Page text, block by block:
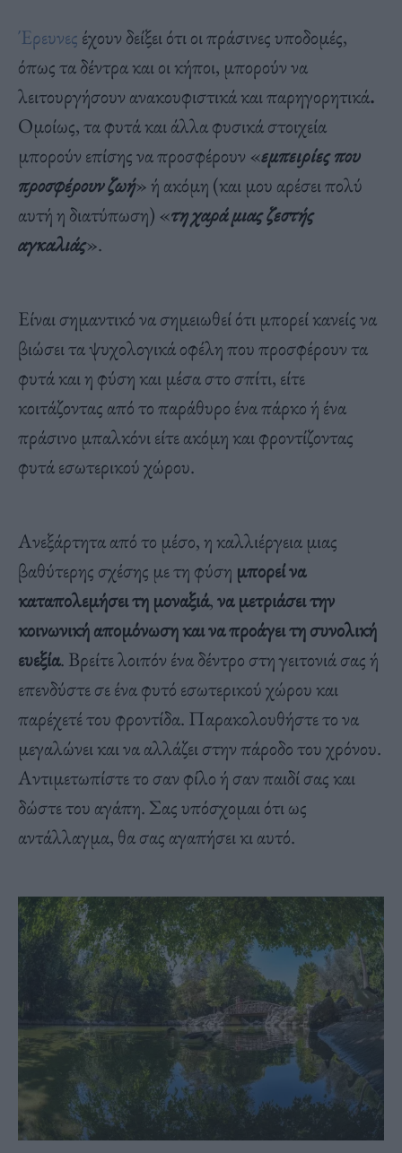
Έρευνες έχουν δείξει ότι οι πράσινες υποδομές,
όπως τα δέντρα και οι κήποι, μπορούν να
λειτουργήσουν ανακουφιστικά και παρηγορητικά.
Ομοίως, τα φυτά και άλλα φυσικά στοιχεία
μπορούν επίσης να προσφέρουν «εμπειρίες που
προσφέρουν ζωή» ή ακόμη (και μου αρέσει πολύ
αυτή η διατύπωση) «τη χαρά μιας ζεστής
αγκαλιάς».
Είναι σημαντικό να σημειωθεί ότι μπορεί κανείς να
βιώσει τα ψυχολογικά οφέλη που προσφέρουν τα
φυτά και η φύση και μέσα στο σπίτι, είτε
κοιτάζοντας από το παράθυρο ένα πάρκο ή ένα
πράσινο μπαλκόνι είτε ακόμη και φροντίζοντας
φυτά εσωτερικού χώρου.
Ανεξάρτητα από το μέσο, η καλλιέργεια μιας
βαθύτερης σχέσης με τη φύση μπορεί να
καταπολεμήσει τη μοναξιά,να μετριάσει την
κοινωνική απομόνωση και να προάγει τη συνολική
ευεξία. Βρείτε λοιπόν ένα δέντρο στη γειτονιά σας ή
επενδύστε σε ένα φυτό εσωτερικού χώρου και
παρέχετέ του φροντίδα. Παρακολουθήστε το να
μεγαλώνει και να αλλάζει στην πάροδο του χρόνου.
Αντιμετωπίστε το σαν φίλο ή σαν παιδί σας και
δώστε του αγάπη. Σας υπόσχομαι ότι ως
αντάλλαγμα, θα σας αγαπήσει κι αυτό.